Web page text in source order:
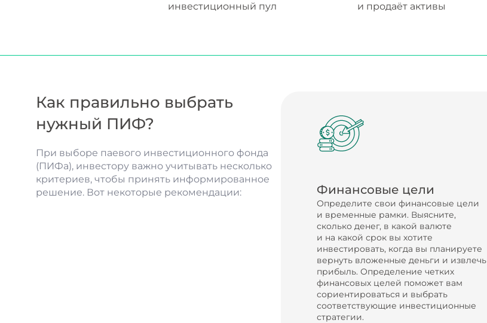
инвестиционный пул
и продаёт активы
Как правильно выбрать
нужный ПИФ?
При выборе паевого инвестиционного фонда
(ПИФа), инвестору важно учитывать несколько
критериев, чтобы принять информированное
решение. Вот некоторые рекомендации:
Финансовые цели
Определите свои финансовые цели
и временные рамки. Выясните,
сколько денег, в какой валюте
и на какой срок вы хотите
инвестировать, когда вы планируете
вернуть вложенные деньги и извлечь
прибыль. Определение четких
финансовых целей поможет вам
сориентироваться и выбрать
соответствующие инвестиционные
стратегии.